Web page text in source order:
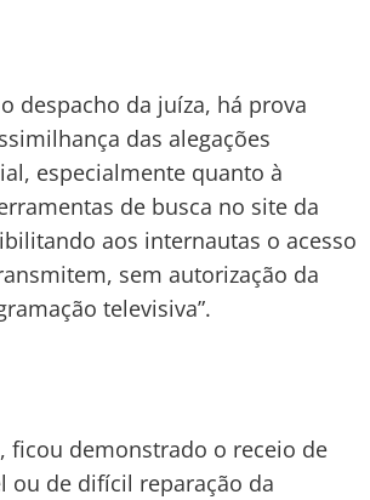
despacho da juíza, há prova
das alegações
especialmente quanto à
de busca no site da
aos internautas o acesso
sem autorização da
televisiva”.
ficou demonstrado o receio de
ou de difícil reparação da